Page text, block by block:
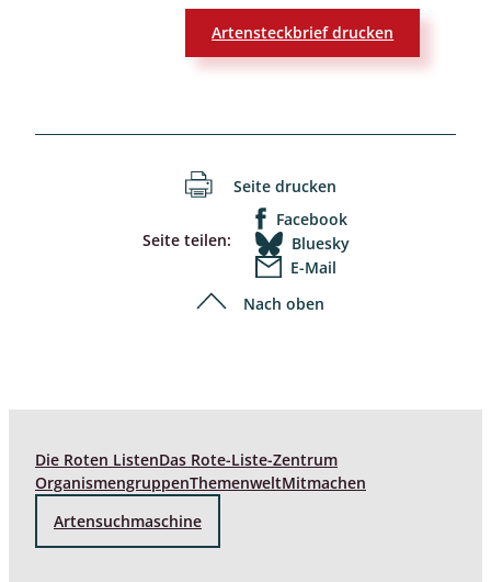
Artensteckbrief drucken
Seite drucken
Seite teilen:
Facebook
Bluesky
E-Mail
Nach oben
Die Roten ListenDas Rote-Liste-Zentrum
OrganismengruppenThemenweltMitmachen
Artensuchmaschine